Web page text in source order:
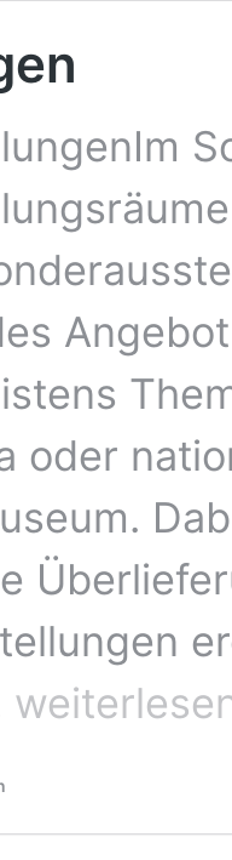
oder
Ausstellungen